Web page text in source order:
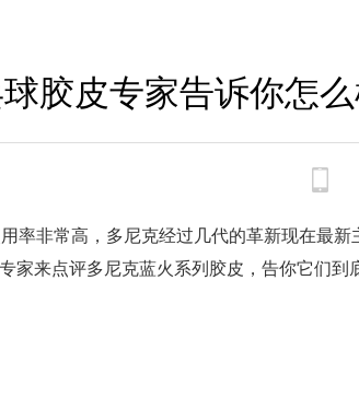
胶皮专家告诉你怎么
率非常高，多尼克经过几代的革新现在最新
家来点评多尼克蓝火系列胶皮，告你它们到